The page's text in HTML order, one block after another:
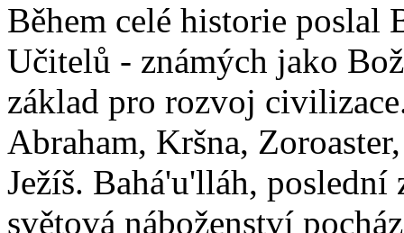
Během celé historie poslal
Učitelů - známých jako
základ pro rozvoj
Abraham, Kršna,
Ježíš. Bahá'u'lláh,
světová náboženství